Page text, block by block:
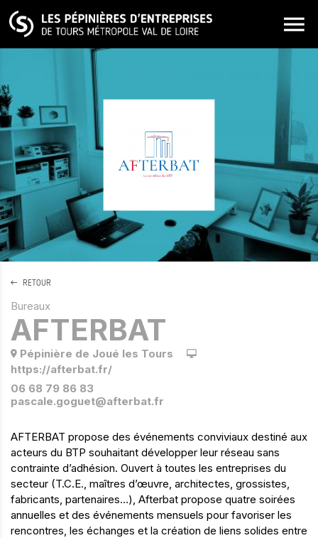
ALLER AU CONTENU PRINCIPAL
RETOUR
Bureaux
AFTERBAT
Pépinière de Joué les Tours
https://afterbat.fr/
06 68 79 86 83
pascale.goguet@afterbat.fr
AFTERBAT propose des événements conviviaux destiné aux
acteurs du BTP souhaitant développer leur réseau sans
contrainte d’adhésion. Ouvert à toutes les entreprises du
secteur (T.C.E., maîtres d’œuvre, architectes, grossistes,
fabricants, partenaires…), Afterbat propose quatre soirées
annuelles et des événements mensuels pour favoriser les
rencontres, les échanges et la création de liens solides entre